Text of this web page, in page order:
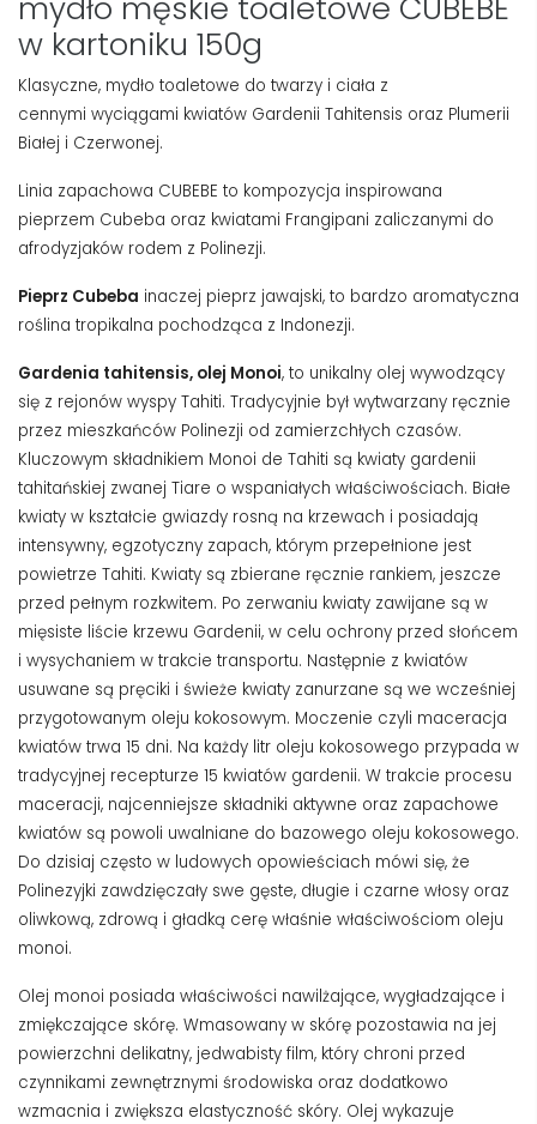
w kartoniku 150g
Klasyczne, mydło toaletowe do twarzy i ciała z
cennymi wyciągami kwiatów Gardenii Tahitensis oraz Plumerii
Białej i Czerwonej.
Linia zapachowa CUBEBE to kompozycja inspirowana
pieprzem Cubeba oraz kwiatami Frangipani zaliczanymi do
afrodyzjaków rodem z Polinezji.
Pieprz Cubeba inaczej pieprz jawajski, to bardzo aromatyczna
roślina tropikalna pochodząca z Indonezji.
Gardenia tahitensis, olej Monoi, to unikalny olej wywodzący
się z rejonów wyspy Tahiti. Tradycyjnie był wytwarzany ręcznie
przez mieszkańców Polinezji od zamierzchłych czasów.
Kluczowym składnikiem Monoi de Tahiti są kwiaty gardenii
tahitańskiej zwanej Tiare o wspaniałych właściwościach. Białe
kwiaty w kształcie gwiazdy rosną na krzewach i posiadają
intensywny, egzotyczny zapach, którym przepełnione jest
powietrze Tahiti. Kwiaty są zbierane ręcznie rankiem, jeszcze
przed pełnym rozkwitem. Po zerwaniu kwiaty zawijane są w
mięsiste liście krzewu Gardenii, w celu ochrony przed słońcem
i wysychaniem w trakcie transportu. Następnie z kwiatów
usuwane są pręciki i świeże kwiaty zanurzane są we wcześniej
przygotowanym oleju kokosowym. Moczenie czyli maceracja
kwiatów trwa 15 dni. Na każdy litr oleju kokosowego przypada w
tradycyjnej recepturze 15 kwiatów gardenii. W trakcie procesu
maceracji, najcenniejsze składniki aktywne oraz zapachowe
kwiatów są powoli uwalniane do bazowego oleju kokosowego.
Do dzisiaj często w ludowych opowieściach mówi się, że
Polinezyjki zawdzięczały swe gęste, długie i czarne włosy oraz
oliwkową, zdrową i gładką cerę właśnie właściwościom oleju
monoi.
Olej monoi posiada właściwości nawilżające, wygładzające i
zmiękczające skórę. Wmasowany w skórę pozostawia na jej
powierzchni delikatny, jedwabisty film, który chroni przed
czynnikami zewnętrznymi środowiska oraz dodatkowo
wzmacnia i zwiększa elastyczność skóry. Olej wykazuje